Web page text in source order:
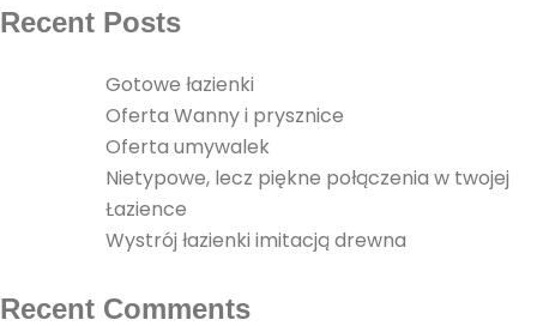
Recent Posts
Gotowe łazienki
Oferta Wanny i prysznice
Oferta umywalek
Nietypowe, lecz piękne połączenia w twojej
Łazience
Wystrój łazienki imitacją drewna
Recent Comments